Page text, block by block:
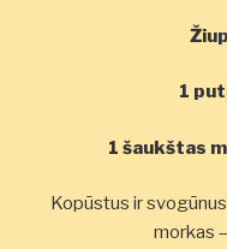
1
1 šaukštas
Kopūstus ir
morkas